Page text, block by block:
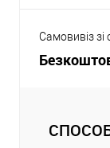
Самовивіз зі